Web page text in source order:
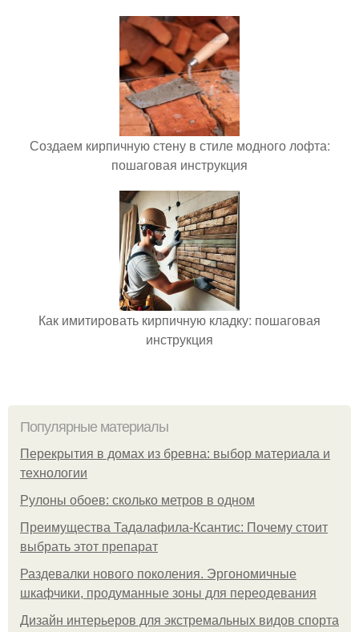
Создаем кирпичную стену в стиле модного лофта:
пошаговая инструкция
Как имитировать кирпичную кладку: пошаговая
инструкция
Популярные материалы
Перекрытия в домах из бревна: выбор материала и
технологии
Рулоны обоев: сколько метров в одном
Преимущества Тадалафила-Ксантис: Почему стоит
выбрать этот препарат
Раздевалки нового поколения. Эргономичные
шкафчики, продуманные зоны для переодевания
Дизайн интерьеров для экстремальных видов спорта